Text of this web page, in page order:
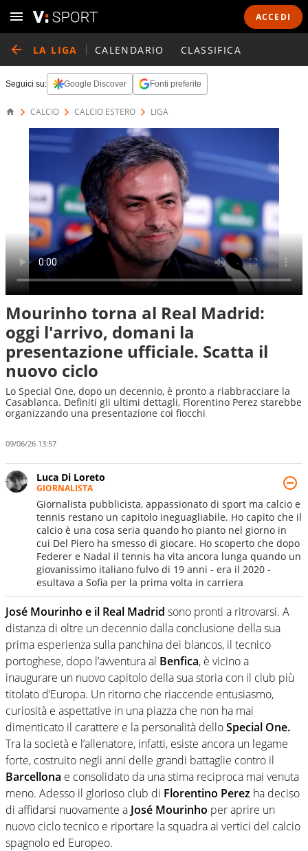
ACCEDI
LA LIGA CALENDARIO CLASSIFICA
Seguici su: Google Discover Fonti preferite
CALCIO CALCIO ESTERO LIGA
Mourinho torna al Real Madrid:
oggi l'arrivo, domani la
presentazione ufficiale. Scatta il
nuovo ciclo
Lo Special One, dopo un decennio, è pronto a riabbracciare la
Casablanca. Definiti gli ultimi dettagli, Florentino Perez starebbe
organizzando una presentazione coi fiocchi
09/06/26 13:57
Luca Di Loreto
GIORNALISTA
Giornalista pubblicista, appassionato di sport ma calcio e
tennis restano un capitolo ineguagliabile. Ho capito che il
calcio è una cosa seria quando ho pianto nel giorno in
cui Del Piero ha smesso di giocare. Ho scoperto che dopo
Federer e Nadal il tennis ha vita ancora lunga quando un
giovanissimo italiano fulvo di 19 anni - era il 2020 -
esultava a Sofia per la prima volta in carriera
José Mourinho e il Real Madrid sono pronti a ritrovarsi. A
distanza di oltre un decennio dalla conclusione della sua
prima esperienza sulla panchina dei blancos, il tecnico
portoghese, dopo l’avventura al Benfica, è vicino a
inaugurare un nuovo capitolo della sua storia con il club più
titolato d’Europa. Un ritorno che riaccende entusiasmo,
curiosità e aspettative in una piazza che non ha mai
dimenticato il carattere e la personalità delloSpecial One.
Tra la società e l’allenatore, infatti, esiste ancora un legame
forte, costruito negli anni delle grandi battaglie contro il
Barcellona e consolidato da una stima reciproca mai venuta
meno. Adesso il glorioso club di Florentino Perez ha deciso
di affidarsi nuovamente a José Mourinho per aprire un
nuovo ciclo tecnico e riportare la squadra ai vertici del calcio
spagnolo ed Europeo.